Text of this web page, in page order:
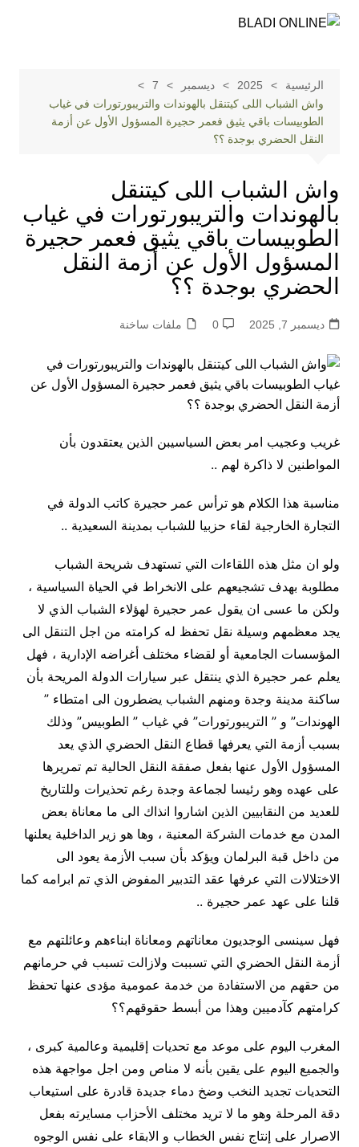
الرئيسية 2025 ديسمبر
7
واش الشباب اللى كيتنقل بالهوندات والتريبورتورات في غياب
الطوبيسات باقي يثيق فعمر حجيرة المسؤول الأول عن أزمة
النقل الحضري بوجدة ؟؟
واش الشباب اللى كيتنقل
بالهوندات والتريبورتورات في غياب
الطوبيسات باقي يثيق فعمر حجيرة
المسؤول الأول عن أزمة النقل
الحضري بوجدة ؟؟
ديسمبر 7, 2025 0 ملفات ساخنة
غريب وعجيب امر بعض السياسيبن الذين يعتقدون بأن
المواطنين لا ذاكرة لهم ..
مناسبة هذا الكلام هو ترأس عمر حجيرة كاتب الدولة في
التجارة الخارجية لقاء حزبيا للشباب بمدينة السعيدية ..
ولو ان مثل هذه اللقاءات التي تستهدف شريحة الشباب
مطلوبة بهدف تشجيعهم على الانخراط في الحياة السياسية ،
ولكن ما عسى ان يقول عمر حجيرة لهؤلاء الشباب الذي لا
يجد معظمهم وسيلة نقل تحفظ له كرامته من اجل التنقل الى
المؤسسات الجامعية أو لقضاء مختلف أغراضه الإدارية ، فهل
يعلم عمر حجيرة الذي ينتقل عبر سيارات الدولة المريحة بأن
ساكنة مدينة وجدة ومنهم الشباب يضطرون الى امتطاء ”
الهوندات” و ” التريبورتورات” في غياب ” الطوبيس” وذلك
بسبب أزمة التي يعرفها قطاع النقل الحضري الذي يعد
المسؤول الأول عنها بفعل صفقة النقل الحالية تم تمريرها
على عهده وهو رئيسا لجماعة وجدة رغم تحذيرات وللتاريخ
للعديد من النقابيين الذين اشاروا انذاك الى ما معاناة بعض
المدن مع خدمات الشركة المعنية ، وها هو زير الداخلية يعلنها
من داخل قبة البرلمان ويؤكد بأن سبب الأزمة يعود الى
الاختلالات التي عرفها عقد التدبير المفوض الذي تم ابرامه كما
قلنا على عهد عمر حجيرة ..
فهل سينسى الوجديون معاناتهم ومعاناة ابناءهم وعائلتهم مع
أزمة النقل الحضري التي تسببت ولازالت تسبب في حرمانهم
من حقهم من الاستفادة من خدمة عمومية مؤدى عنها تحفظ
كرامتهم كآدميين وهذا من أبسط حقوقهم؟؟
المغرب اليوم على موعد مع تحديات إقليمية وعالمية كبرى ،
والجميع اليوم على يقين بأنه لا مناص ومن اجل مواجهة هذه
التحديات تجديد النخب وضخ دماء جديدة قادرة على استيعاب
دقة المرحلة وهو ما لا تريد مختلف الأحزاب مسايرته بفعل
الاصرار على إنتاج نفس الخطاب و الابقاء على نفس الوجوه